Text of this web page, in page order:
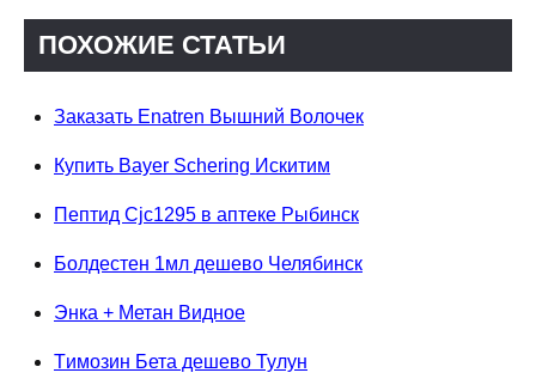
ПОХОЖИЕ СТАТЬИ
Заказать Enatren Вышний Волочек
Купить Bayer Schering Искитим
Пептид Cjc1295 в аптеке Рыбинск
Болдестен 1мл дешево Челябинск
Энка + Метан Видное
Tимозин Бета дешево Тулун